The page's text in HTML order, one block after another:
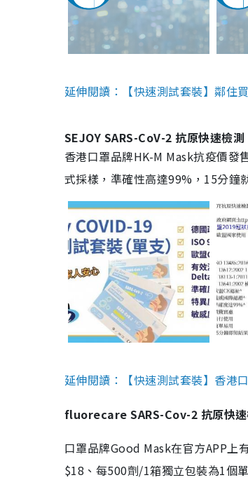
延伸閱讀：【快速測試套裝】鄰住
SEJOY SARS-CoV-2 抗原快速檢測
香港口罩品牌HK-M Mask抗疫價
式採樣，準確性高達99%，15分鐘
延伸閱讀：【快速測試套裝】香港
fluorecare SARS-Cov-2 抗原快速
口罩品牌Good Mask在官方APP上
$18、每500劑/1箱獨立包裝為1個